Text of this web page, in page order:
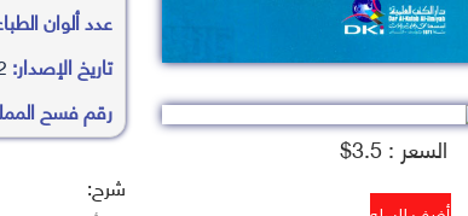
السعر : 3.5$
عدد ألوان
تاريخ الإصدار:
رقم فسح
شرح: